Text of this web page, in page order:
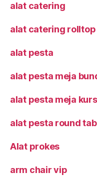
alat catering
alat catering rolltop
alat pesta
alat pesta meja
alat pesta meja
alat pesta round
Alat prokes
arm chair vip